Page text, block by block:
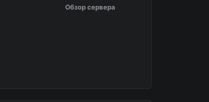
Обзор сервера